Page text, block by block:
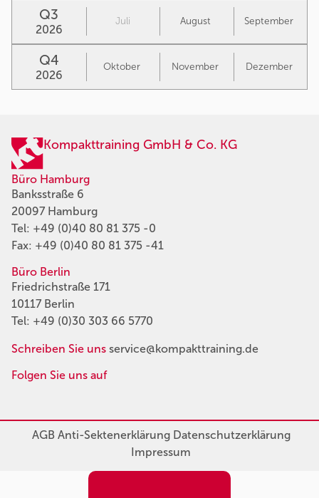
Q3
2026
Juli August September
Q4
2026
Oktober November Dezember
Kompakttraining GmbH & Co. KG
Büro Hamburg
Banksstraße 6
20097 Hamburg
Tel: +49 (0)40 80 81 375 -0
Fax: +49 (0)40 80 81 375 -41
Büro Berlin
Friedrichstraße 171
10117 Berlin
Tel: +49 (0)30 303 66 5770
Schreiben Sie uns service@kompakttraining.de
Folgen Sie uns auf
AGBAnti-SektenerklärungDatenschutzerklärung
Impressum